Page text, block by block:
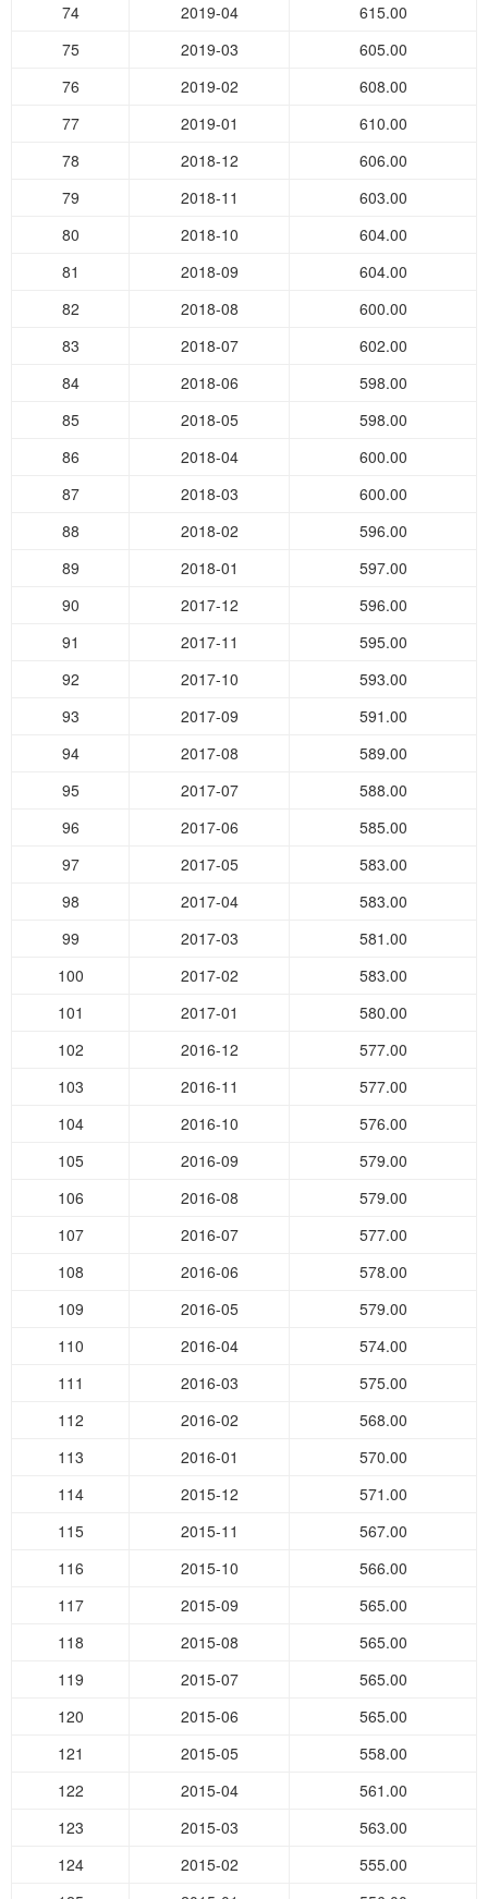
74
2019-04
615.00
75
2019-03
605.00
76
2019-02
608.00
77
2019-01
610.00
78
2018-12
606.00
79
2018-11
603.00
80
2018-10
604.00
81
2018-09
604.00
82
2018-08
600.00
83
2018-07
602.00
84
2018-06
598.00
85
2018-05
598.00
86
2018-04
600.00
87
2018-03
600.00
88
2018-02
596.00
89
2018-01
597.00
90
2017-12
596.00
91
2017-11
595.00
92
2017-10
593.00
93
2017-09
591.00
94
2017-08
589.00
95
2017-07
588.00
96
2017-06
585.00
97
2017-05
583.00
98
2017-04
583.00
99
2017-03
581.00
100
2017-02
583.00
101
2017-01
580.00
102
2016-12
577.00
103
2016-11
577.00
104
2016-10
576.00
105
2016-09
579.00
106
2016-08
579.00
107
2016-07
577.00
108
2016-06
578.00
109
2016-05
579.00
110
2016-04
574.00
111
2016-03
575.00
112
2016-02
568.00
113
2016-01
570.00
114
2015-12
571.00
115
2015-11
567.00
116
2015-10
566.00
117
2015-09
565.00
118
2015-08
565.00
119
2015-07
565.00
120
2015-06
565.00
121
2015-05
558.00
122
2015-04
561.00
123
2015-03
563.00
124
2015-02
555.00